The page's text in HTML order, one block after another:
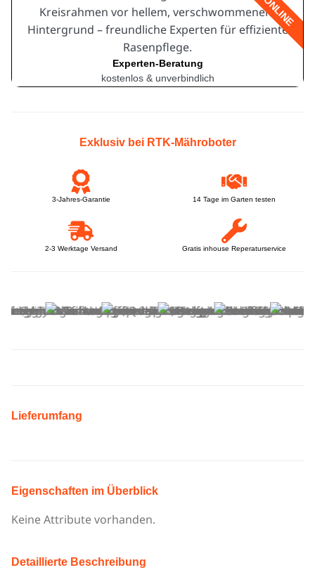
Experten-Beratung
kostenlos & unverbindlich
ONLINE
Exklusiv bei RTK-Mähroboter
3-Jahres-Garantie
2-3 Werktage Versand
14 Tage im Garten testen
Gratis inhouse Reperaturservice
Lieferumfang
Eigenschaften im Überblick
Keine Attribute vorhanden.
Detaillierte Beschreibung